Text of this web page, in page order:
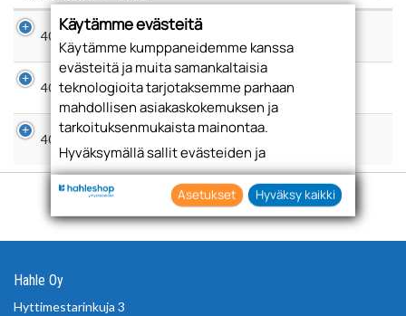
4010AL100
METALLIJALKA, 100 MM, ALUMIINI,
NELISKULMAINEN
4010AL150
METALLIJALKA, 150 MM, ALUMIINI,
NELISKULMAINEN
4010AL200
METALLIJALKA, 200 MM, ALUMIINI,
NELISKULMAINEN
Hahle Oy
Hyttimestarinkuja 3
Käytämme evästeitä
Käytämme kumppaneidemme kanssa
evästeitä ja muita samankaltaisia
teknologioita tarjotaksemme parhaan
mahdollisen asiakaskokemuksen ja
tarkoituksenmukaista mainontaa.
Hyväksymällä sallit evästeiden ja
teknologioiden käytön tietojesi keräämiseen
sekä käyttämiseen. Voit myös antaa
suostumuksesi valikoiden klikkaamalla
“Asetukset” painiketta.
Asetukset Hyväksy kaikki